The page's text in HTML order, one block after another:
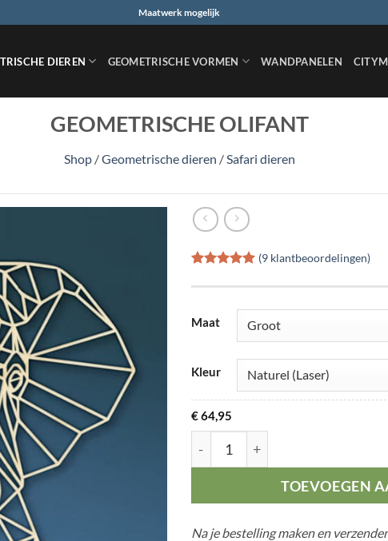
Maatwerk mogelijk
DIEREN GEOMETRISCHE VORMEN WANDPANELEN
GEOMETRISCHE OLIFANT
Shop /Geometrische dieren / Safari dieren
5op 5
op
klant
waarderingen
(9klantbeoordelingen)
Maat
Kleur
€64,95
Geometrische Olifant aantal
TOEVOEGEN
Na je bestelling maken en